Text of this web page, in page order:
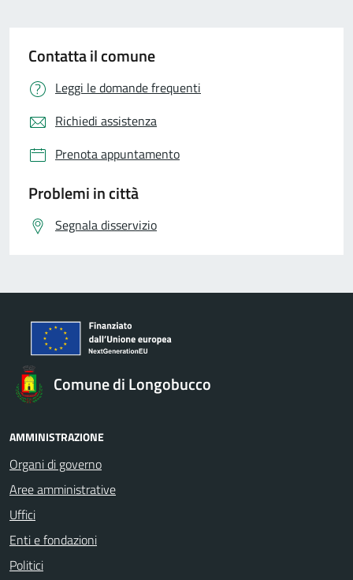
Contatta il comune
Leggi le domande frequenti
Richiedi assistenza
Prenota appuntamento
Problemi in città
Segnala disservizio
Comune di Longobucco
AMMINISTRAZIONE
Organi di governo
Aree amministrative
Uffici
Enti e fondazioni
Politici